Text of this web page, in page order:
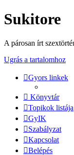
Sukitore
A párosan írt
Ugrás a tartalomhoz
Gyors linkek
Könyvtár
Topikok listája
GyIK
Szabályzat
Kapcsolat
Belépés